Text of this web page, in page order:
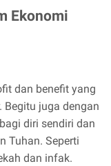
Ekonomi
dan benefit yang
juga dengan
diri sendiri dan
Tuhan. Seperti
dan infak.